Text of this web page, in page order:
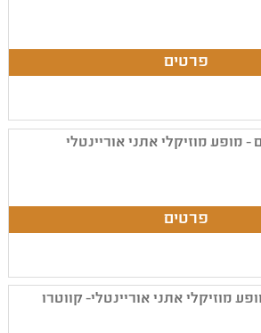
- מופע מוזיקלי אתני אוריינטלי
מוזיקלי אתני אוריינטלי- קווטרו